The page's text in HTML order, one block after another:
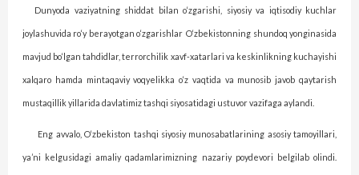
Dunyoda vaziyatning shiddat bilan o‘zgarishi, siyosiy va iqtisodiy kuchlar
joylashuvida ro‘y berayotgan o‘zgarishlar O‘zbekistonning shundoq yonginasida
mavjud bo‘lgan tahdidlar, terrorchilik xavf-xatarlari va keskinlikning kuchayishi
xal­qaro hamda mintaqaviy voqyelikka o‘z vaqtida va munosib javob qaytarish
mustaqillik yillarida davlatimiz tashqi siyosatidagi ustuvor vazifaga aylandi.
Eng avvalo, O‘zbekiston tash­qi siyosiy munosabatlarining asosiy tamoyillari,
ya’ni kelgusidagi amaliy qadamlarimizning nazariy poydevori belgilab olindi.